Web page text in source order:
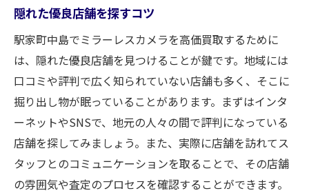
隠れた優良店舗を探すコツ
駅家町中島でミラーレスカメラを高価買取するために
は、隠れた優良店舗を見つけることが鍵です。地域には
口コミや評判で広く知られていない店舗も多く、そこに
掘り出し物が眠っていることがあります。まずはインタ
ーネットやSNSで、地元の人々の間で評判になっている
店舗を探してみましょう。また、実際に店舗を訪れてス
タッフとのコミュニケーションを取ることで、その店舗
の雰囲気や査定のプロセスを確認することができます。